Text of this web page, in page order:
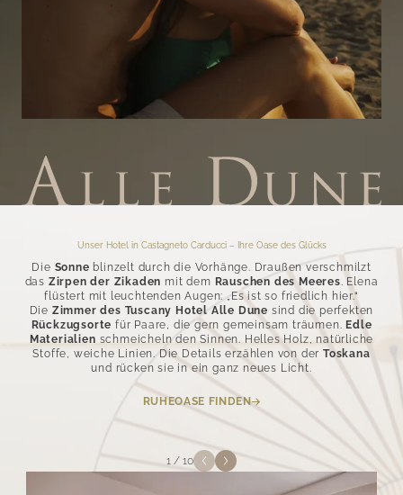
Unser Hotel in Castagneto Carducci – Ihre Oase des Glücks
Die Sonne blinzelt durch die Vorhänge. Draußen verschmilzt
das Zirpen der Zikaden mit dem Rauschen des Meeres. Elena
flüstert mit leuchtenden Augen: „Es ist so friedlich hier.“
Die Zimmer des Tuscany Hotel Alle Dune sind die perfekten
Rückzugsorte für Paare, die gern gemeinsam träumen. Edle
Materialien schmeicheln den Sinnen. Helles Holz, natürliche
Stoffe, weiche Linien. Die Details erzählen von der Toskana
und rücken sie in ein ganz neues Licht.
RUHEOASE FINDEN
1 / 10